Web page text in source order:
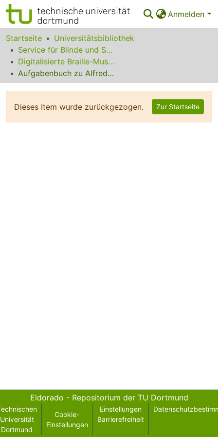
Anmelden
Bereiche & Sammlungen
Das gesamte Repositorium
Statistiken
Startseite
Universitätsbibliothek
Service für Blinde und Sehbehinderte
Digitalisierte Braille-Musik-Matrizen des VzfB
Aufgabenbuch zu Alfred Richters Harmonielehre
Dieses Item wurde zurückgezogen. Zur Startseite
Eldorado - Repositorium der TU Dortmund
Universität
Dortmund
Cookie-
Einstellungen
Einstellungen
Barrierefreiheit